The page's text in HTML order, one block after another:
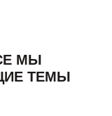
МЫ
ТЕМЫ